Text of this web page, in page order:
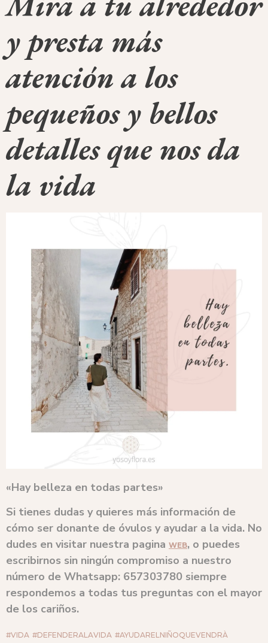
y presta más
atención a los
pequeños y bellos
detalles que nos da
la vida
«Hay belleza en todas partes»
Si tienes dudas y quieres más información de
cómo ser donante de óvulos y ayudar a la vida. No
dudes en visitar nuestra pagina WEB, o puedes
escribirnos sin ningún compromiso a nuestro
número de Whatsapp: 657303780 siempre
respondemos a todas tus preguntas con el mayor
de los cariños.
#VIDA #DEFENDERALAVIDA #AYUDARELNIÑOQUEVENDRÀ